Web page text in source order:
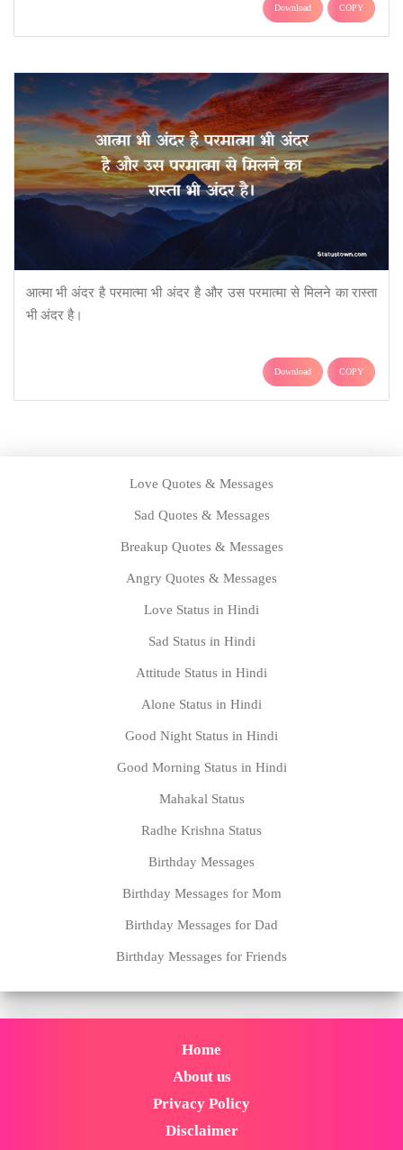
Download COPY
आत्मा भी अंदर है परमात्मा भी अंदर है और उस परमात्मा से मिलने का रास्ता
भी अंदर है।
Download COPY
Love Quotes & Messages
Sad Quotes & Messages
Breakup Quotes & Messages
Angry Quotes & Messages
Love Status in Hindi
Sad Status in Hindi
Attitude Status in Hindi
Alone Status in Hindi
Good Night Status in Hindi
Good Morning Status in Hindi
Mahakal Status
Radhe Krishna Status
Birthday Messages
Birthday Messages for Mom
Birthday Messages for Dad
Birthday Messages for Friends
Home
About us
Privacy Policy
Disclaimer